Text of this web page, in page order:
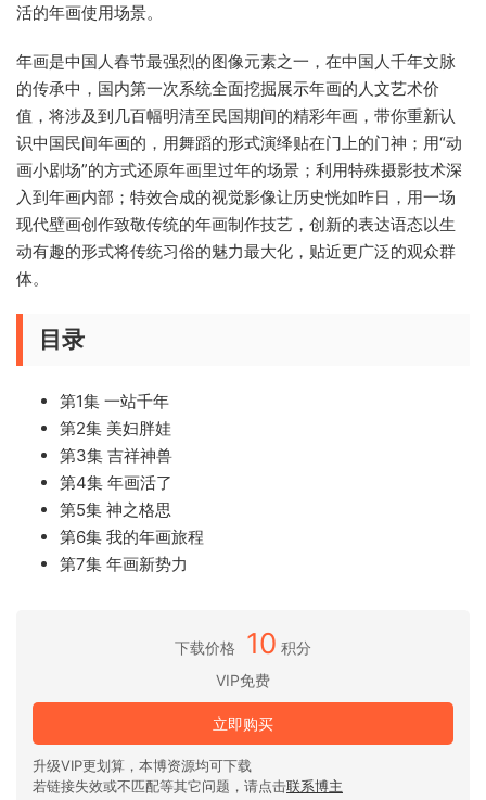
活的年画使用场景。
年画是中国人春节最强烈的图像元素之一，在中国人千年文脉
的传承中，国内第一次系统全面挖掘展示年画的人文艺术价
值，将涉及到几百幅明清至民国期间的精彩年画，带你重新认
识中国民间年画的，用舞蹈的形式演绎贴在门上的门神；用“动
画小剧场”的方式还原年画里过年的场景；利用特殊摄影技术深
入到年画内部；特效合成的视觉影像让历史恍如昨日，用一场
现代壁画创作致敬传统的年画制作技艺，创新的表达语态以生
动有趣的形式将传统习俗的魅力最大化，贴近更广泛的观众群
体。
目录
第1集 一站千年
第2集 美妇胖娃
第3集 吉祥神兽
第4集 年画活了
第5集 神之格思
第6集 我的年画旅程
第7集 年画新势力
下载价格 10 积分
VIP免费
立即购买
升级VIP更划算，本博资源均可下载
若链接失效或不匹配等其它问题，请点击联系博主